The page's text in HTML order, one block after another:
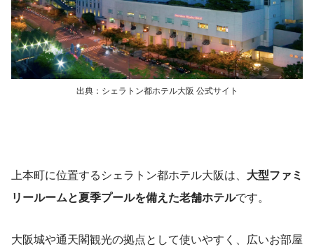
出典：シェラトン都ホテル大阪 公式サイト
上本町に位置するシェラトン都ホテル大阪は、 大型ファミ
リールームと夏季プールを備えた老舗ホテルです。
大阪城や通天閣観光の拠点として使いやすく、広いお部屋